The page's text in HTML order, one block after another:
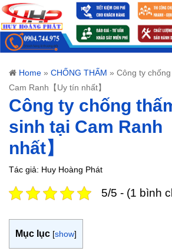
Home » CHỐNG THẤM » Công ty
Cam Ranh【Uy tín nhất】
Công ty chống
sinh tại Cam Ranh
nhất】
Tác giả: Huy Hoàng Phát
5/5 - (1 bình
Mục lục [show]